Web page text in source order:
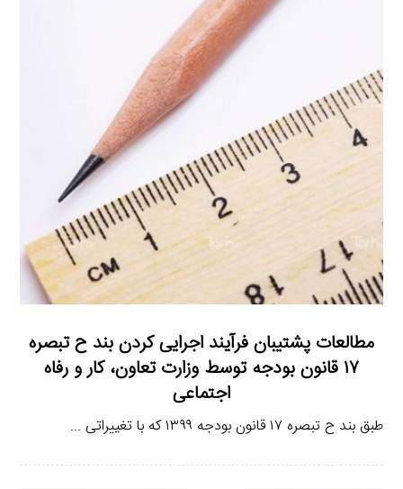
مطالعات پشتیبان فرآیند اجرایی کردن بند ح تبصره
۱۷ قانون بودجه توسط وزارت تعاون، کار و رفاه
اجتماعی
طبق بند ح تبصره ۱۷ قانون بودجه ۱۳۹۹ که با تغییراتی ...